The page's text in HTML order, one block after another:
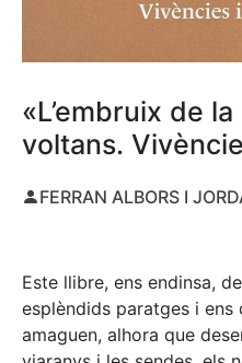
«L’embruix de
voltans.
FERRAN ALBORS I
Este llibre, ens endinsa,
esplèndids paratges i
amaguen, alhora que